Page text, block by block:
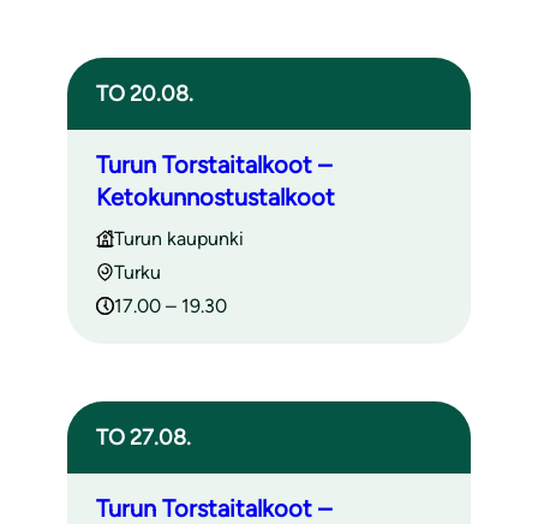
TO 20.08.
Turun Torstaitalkoot –
Ketokunnostustalkoot
Turun kaupunki
Turku
17.00 – 19.30
TO 27.08.
Turun Torstaitalkoot –